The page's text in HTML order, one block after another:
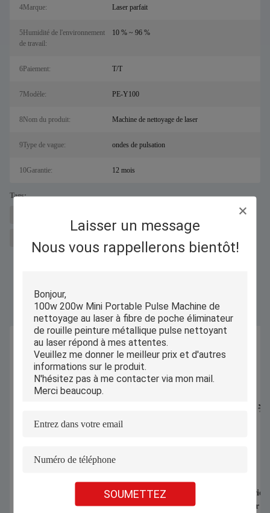
Laisser un message
Nous vous rappellerons bientôt!
SOUMETTEZ
4Marque: Laser parfait
5Humidité de l'environnement
de travail:
10 % ~ 96 %
6Paiement: T/T
7Modèle: PE-Y100
8Nom du produit: Machine de nettoyage de laser
9Type de vague: ondes de pulsation
10Garantie: 12 mois
Tags:
Produits Semblables
1070nm 1000W 1500W Machine de
soudage laser portative pour souder la
Coupeuse
automatique pour